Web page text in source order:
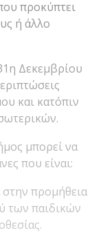
προκύπτει
ή άλλο
Δεκεμβρίου
και κατόπιν
μπορεί να
που είναι:
προμήθεια
των παιδικών